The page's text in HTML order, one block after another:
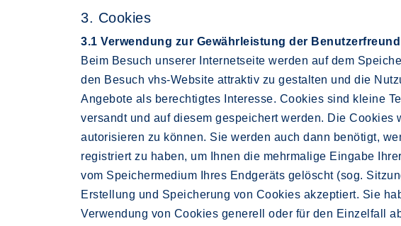
3. Cookies
3.1 Verwendung zur Gewährleistung der
Beim Besuch unserer Internetseite werden auf dem
den Besuch vhs-Website attraktiv zu gestalten und die
Angebote als berechtigtes Interesse. Cookies sind kleine
versandt und auf diesem gespeichert werden. Die
autorisieren zu können. Sie werden auch dann benötigt,
registriert zu haben, um Ihnen die mehrmalige Eingabe
vom Speichermedium Ihres Endgeräts gelöscht (sog.
Erstellung und Speicherung von Cookies akzeptiert. Sie
Verwendung von Cookies generell oder für den Einzelfall